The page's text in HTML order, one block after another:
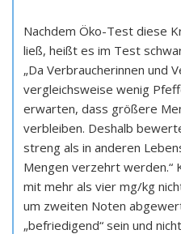
Nachdem Öko-Test diese
ließ, heißt es im Test
„Da Verbraucherinnen und
vergleichsweise wenig
erwarten, dass größere
verbleiben. Deshalb
streng als in anderen
Mengen verzehrt werden.“
mit mehr als vier mg/kg
um zweiten Noten
„befriedigend“ sein und